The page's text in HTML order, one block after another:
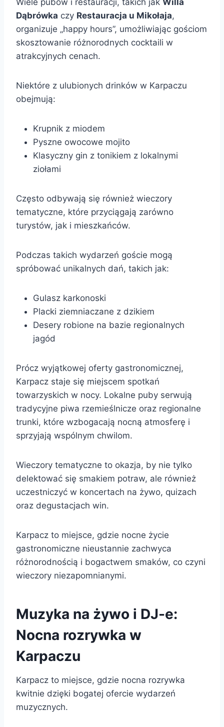
Dąbrówka czy Restauracja u Mikołaja,
organizuje „happy hours”, umożliwiając gościom
skosztowanie różnorodnych cocktaili w
atrakcyjnych cenach.
Niektóre z ulubionych drinków w Karpaczu
obejmują:
Krupnik z miodem
Pyszne owocowe mojito
Klasyczny gin z tonikiem z lokalnymi
ziołami
Często odbywają się również wieczory
tematyczne, które przyciągają zarówno
turystów, jak i mieszkańców.
Podczas takich wydarzeń goście mogą
spróbować unikalnych dań, takich jak:
Gulasz karkonoski
Placki ziemniaczane z dzikiem
Desery robione na bazie regionalnych
jagód
Prócz wyjątkowej oferty gastronomicznej,
Karpacz staje się miejscem spotkań
towarzyskich w nocy. Lokalne puby serwują
tradycyjne piwa rzemieślnicze oraz regionalne
trunki, które wzbogacają nocną atmosferę i
sprzyjają wspólnym chwilom.
Wieczory tematyczne to okazja, by nie tylko
delektować się smakiem potraw, ale również
uczestniczyć w koncertach na żywo, quizach
oraz degustacjach win.
Karpacz to miejsce, gdzie nocne życie
gastronomiczne nieustannie zachwyca
różnorodnością i bogactwem smaków, co czyni
wieczory niezapomnianymi.
Muzyka na żywo i DJ-e:
Nocna rozrywka w
Karpaczu
Karpacz to miejsce, gdzie nocna rozrywka
kwitnie dzięki bogatej ofercie wydarzeń
muzycznych.